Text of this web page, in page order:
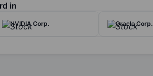
in
NVIDIA Corp. Oracle Corp.